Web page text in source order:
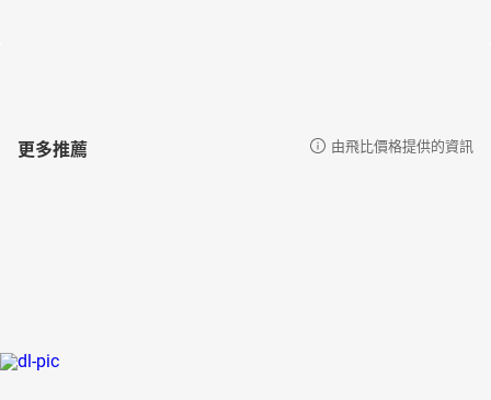
更多推薦 由飛比價格提供的資訊